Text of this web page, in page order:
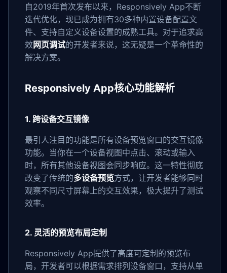
自2019年首次发布以来，Responsively App不断
迭代优化，现已成为拥有30多种内置设备配置文
件、支持自定义设备设置的成熟工具。对于追求高
效网页调试的开发者来说，这无疑是一个革命性的
解决方案。
Responsively App核心功能解析
1. 跨设备交互镜像
最引人注目的功能是所有设备预览窗口的交互镜像
功能。当你在一个设备视图中点击、滚动或输入
时，所有其他设备视图会同步响应。这一特性彻底
改变了传统的多设备预览方式，让开发者能够同时
观察不同尺寸屏幕上的交互效果，极大提升了测试
效率。
2. 灵活的预览布局定制
Responsively App提供了高度可定制的预览布
局，开发者可以根据需求排列设备窗口，支持从单